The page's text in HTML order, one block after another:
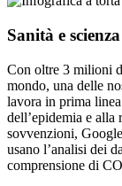
Sanità e scienza
Con oltre 3 milioni
mondo, una delle
lavora in prima
dell’epidemia e
sovvenzioni,
usano l’analisi dei
comprensione di